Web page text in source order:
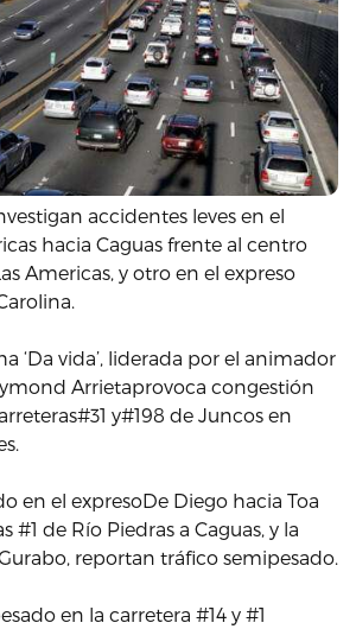
accidentes leves en el
hacia Caguas frente al centro
Americas, y otro en el expreso
‘Da vida’, liderada por el animador
Arrietaprovoca congestión
y#198 de Juncos en
en el expresoDe Diego hacia Toa
#1 de Río Piedras a Caguas, y la
reportan tráfico semipesado.
en la carretera #14 y #1